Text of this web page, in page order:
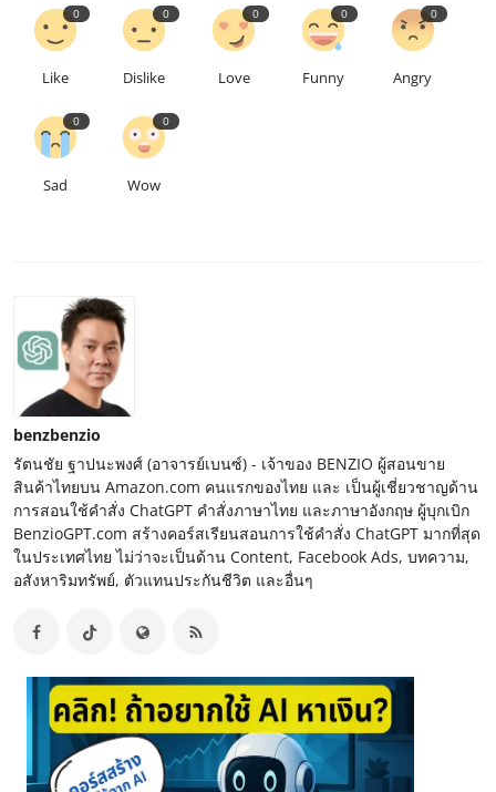
0
Like
0
Dislike
0
Love
0
Funny
0
Angry
0
Sad
0
Wow
benzbenzio
รัตนชัย ฐาปนะพงศ์ (อาจารย์เบนซ์) - เจ้าของ BENZIO ผู้สอนขาย
สินค้าไทยบน Amazon.com คนแรกของไทย และ เป็นผู้เชี่ยวชาญด้าน
การสอนใช้คำสั่ง ChatGPT คำสั่งภาษาไทย และภาษาอังกฤษ ผู้บุกเบิก
BenzioGPT.com สร้างคอร์สเรียนสอนการใช้คำสั่ง ChatGPT มากที่สุด
ในประเทศไทย ไม่ว่าจะเป็นด้าน Content, Facebook Ads, บทความ,
อสังหาริมทรัพย์, ตัวแทนประกันชีวิต และอื่นๆ